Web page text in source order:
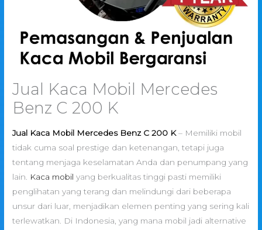
Jual Kaca Mobil Mercedes
Benz C 200 K
Jual Kaca Mobil Mercedes Benz C 200 K– Memiliki mobil
tidak cuma soal prestige dan ketenangan, tetapi juga
tentang menjaga keselamatan Anda dan penumpang yang
lain.
Kaca mobil yang berkualitas tinggi pasti memiliki
penglihatan yang terang dan melindungi dari beberapa
unsur dari luar, menjadikan elemen penting yang sering kali
terlewatkan. Di Indonesia, yang mana mobil jadi alternative